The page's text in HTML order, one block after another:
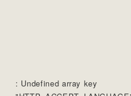
: Undefined array key